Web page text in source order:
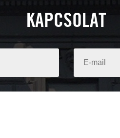
KAPCSOLAT